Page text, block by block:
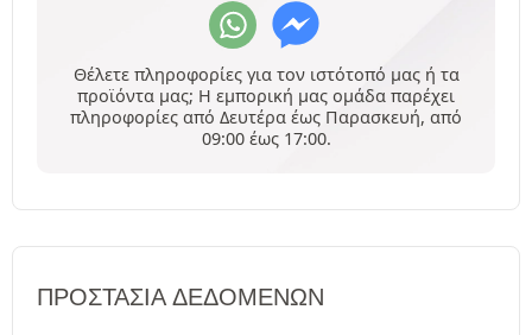
Θέλετε πληροφορίες για τον ιστότοπό μας ή τα
προϊόντα μας; Η εμπορική μας ομάδα παρέχει
πληροφορίες από Δευτέρα έως Παρασκευή, από
09:00 έως 17:00.
ΠΡΟΣΤΑΣΊΑ ΔΕΔΟΜΈΝΩΝ